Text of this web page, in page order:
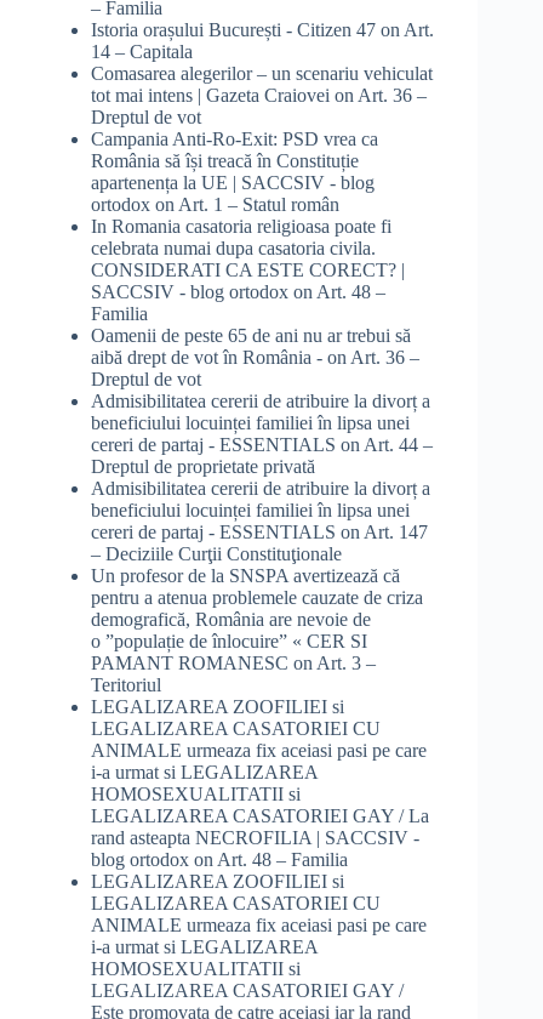
– Familia
Istoria orașului București - Citizen 47 on Art.
14 – Capitala
Comasarea alegerilor – un scenariu vehiculat
tot mai intens | Gazeta Craiovei on Art. 36 –
Dreptul de vot
Campania Anti-Ro-Exit: PSD vrea ca
România să își treacă în Constituție
apartenența la UE | SACCSIV - blog
ortodox on Art. 1 – Statul român
In Romania casatoria religioasa poate fi
celebrata numai dupa casatoria civila.
CONSIDERATI CA ESTE CORECT? |
SACCSIV - blog ortodox on Art. 48 –
Familia
Oamenii de peste 65 de ani nu ar trebui să
aibă drept de vot în România - on Art. 36 –
Dreptul de vot
Admisibilitatea cererii de atribuire la divorț a
beneficiului locuinței familiei în lipsa unei
cereri de partaj - ESSENTIALS on Art. 44 –
Dreptul de proprietate privată
Admisibilitatea cererii de atribuire la divorț a
beneficiului locuinței familiei în lipsa unei
cereri de partaj - ESSENTIALS on Art. 147
– Deciziile Curţii Constituţionale
Un profesor de la SNSPA avertizează că
pentru a atenua problemele cauzate de criza
demografică, România are nevoie de
o ”populație de înlocuire” « CER SI
PAMANT ROMANESC on Art. 3 –
Teritoriul
LEGALIZAREA ZOOFILIEI si
LEGALIZAREA CASATORIEI CU
ANIMALE urmeaza fix aceiasi pasi pe care
i-a urmat si LEGALIZAREA
HOMOSEXUALITATII si
LEGALIZAREA CASATORIEI GAY / La
rand asteapta NECROFILIA | SACCSIV -
blog ortodox on Art. 48 – Familia
LEGALIZAREA ZOOFILIEI si
LEGALIZAREA CASATORIEI CU
ANIMALE urmeaza fix aceiasi pasi pe care
i-a urmat si LEGALIZAREA
HOMOSEXUALITATII si
LEGALIZAREA CASATORIEI GAY /
Este promovata de catre aceiasi iar la rand